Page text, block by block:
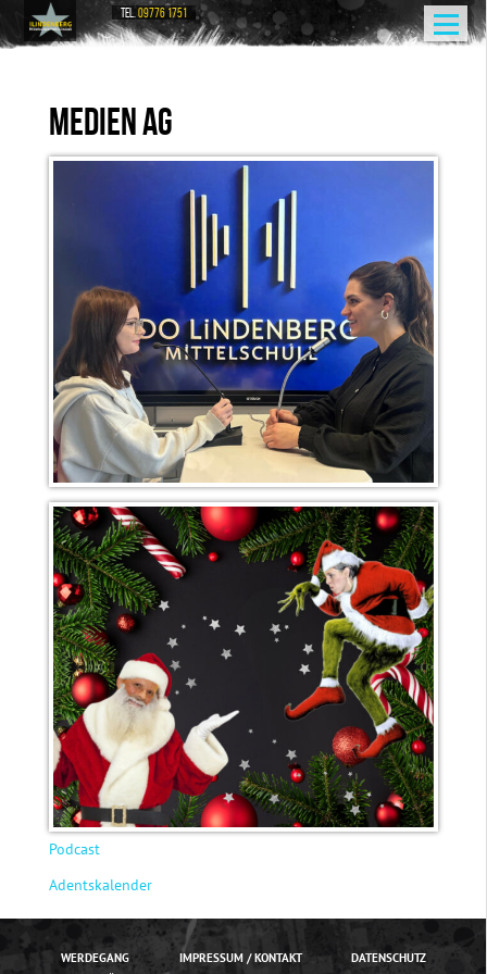
TEL.09776 1751
MEDIEN AG
Podcast
Adentskalender
WERDEGANG
IMPRESSUM / KONTAKT DATENSCHUTZ